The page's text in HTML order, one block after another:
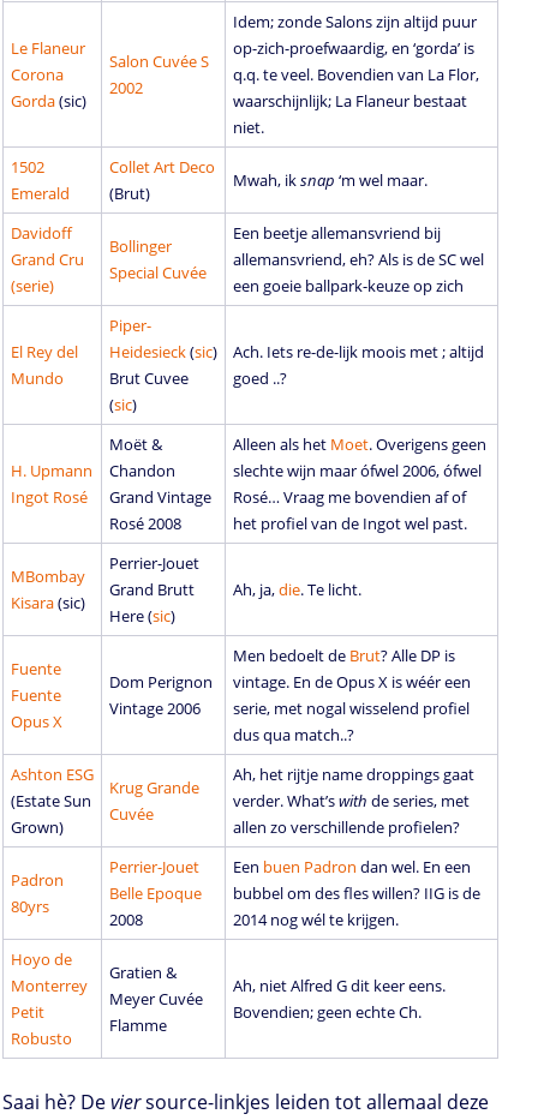
Le Flaneur
Corona
Gorda(sic)
Salon Cuvée S
2002
Idem; zonde Salons zijn altijd puur
op-zich-proefwaardig, en ‘gorda’ is
q.q. te veel. Bovendien van La Flor,
waarschijnlijk; La Flaneur bestaat
niet.
1502
Emerald
Collet Art Deco
(Brut)
Mwah, iksnap ‘m wel maar.
Davidoff
Grand Cru
(serie)
Bollinger
Special Cuvée
Een beetje allemansvriend bij
allemansvriend, eh? Als is de SC wel
een goeie ballpark-keuze op zich
El Rey del
Mundo
Piper-
Heidesieck(sic)
Brut Cuvee
(sic)
Ach. Iets re-de-lijk moois met ; altijd
goed ..?
H. Upmann
Ingot Rosé
Moët &
Chandon
Grand Vintage
Rosé 2008
Alleen als het Moet. Overigens geen
slechte wijn maar ófwel 2006, ófwel
Rosé… Vraag me bovendien af of
het profiel van de Ingot wel past.
MBombay
Kisara(sic)
Perrier-Jouet
Grand Brutt
Here (sic)
Ah, ja,die. Te licht.
Fuente
Fuente
Opus X
Dom Perignon
Vintage 2006
Men bedoelt de Brut? Alle DP is
vintage. En de Opus X is wéér een
serie, met nogal wisselend profiel
dus qua match..?
Ashton ESG
(Estate Sun
Grown)
Krug Grande
Cuvée
Ah, het rijtje name droppings gaat
verder. What’swith de series, met
allen zo verschillende profielen?
Padron
80yrs
Perrier-Jouet
Belle Epoque
2008
Een buen Padron dan wel. En een
bubbel om des fles willen? IIG is de
2014 nog wél te krijgen.
Hoyo de
Monterrey
Petit
Robusto
Gratien &
Meyer Cuvée
Flamme
Ah, niet Alfred G dit keer eens.
Bovendien; geen echte Ch.
Saai hè? Deviersource-linkjes leiden tot allemaal deze